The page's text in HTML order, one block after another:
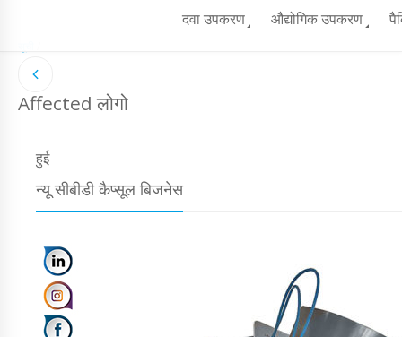
दवा उपकरण औद्योगिक उपकरण
Affected लोगो
हुई
न्यू सीबीडी कैप्सूल बिजनेस